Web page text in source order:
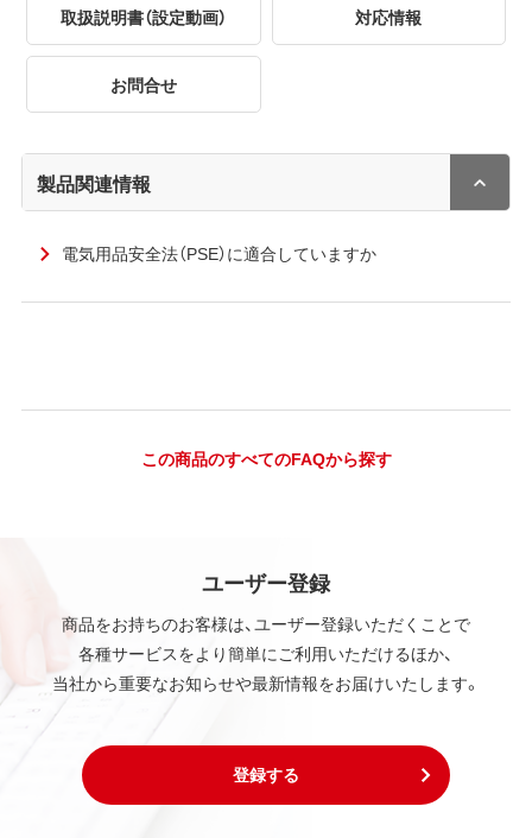
取扱説明書（設定動画） 対応情報
お問合せ
製品関連情報
電気用品安全法（PSE）に適合していますか
この商品のすべてのFAQから探す
ユーザー登録
商品をお持ちのお客様は、ユーザー登録いただくことで
各種サービスをより簡単にご利用いただけるほか、
当社から重要なお知らせや最新情報をお届けいたします。
登録する